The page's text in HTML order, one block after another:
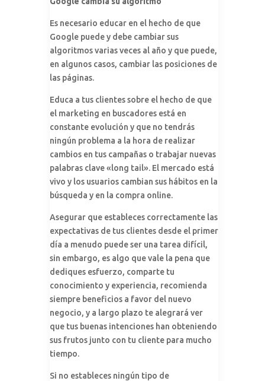
Es necesario educar en el hecho de que
Google puede y debe cambiar sus
algoritmos varias veces al año y que puede,
en algunos casos, cambiar las posiciones de
las páginas.
Educa a tus clientes sobre el hecho de que
el marketing en buscadores está en
constante evolución y que no tendrás
ningún problema a la hora de realizar
cambios en tus campañas o trabajar nuevas
palabras clave «long tail». El mercado está
vivo y los usuarios cambian sus hábitos en la
búsqueda y en la compra online.
Asegurar que estableces correctamente las
expectativas de tus clientes desde el primer
día a menudo puede ser una tarea difícil,
sin embargo, es algo que vale la pena que
dediques esfuerzo, comparte tu
conocimiento y experiencia, recomienda
siempre beneficios a favor del nuevo
negocio, y a largo plazo te alegrará ver
que tus buenas intenciones han obteniendo
sus frutos junto con tu cliente para mucho
tiempo.
Si no estableces ningún tipo de